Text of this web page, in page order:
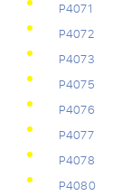
Р4071
Р4072
Р4073
Р4075
Р4076
Р4077
Р4078
Р4080